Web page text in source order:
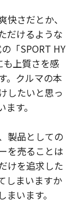
さだとか、
だけるような
「SPORT HY
も上質さを感
。クルマの本
したいと思っ
す。
製品としての
を売ることは
けを追求した
しまいますか
います。